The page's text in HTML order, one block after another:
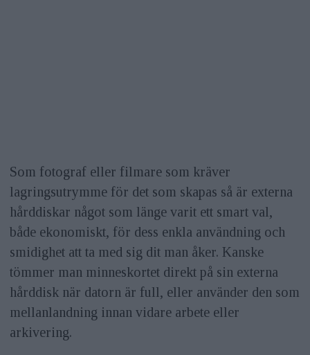
Som fotograf eller filmare som kräver
lagringsutrymme för det som skapas så är externa
hårddiskar något som länge varit ett smart val,
både ekonomiskt, för dess enkla användning och
smidighet att ta med sig dit man åker. Kanske
tömmer man minneskortet direkt på sin externa
hårddisk när datorn är full, eller använder den som
mellanlandning innan vidare arbete eller
arkivering.